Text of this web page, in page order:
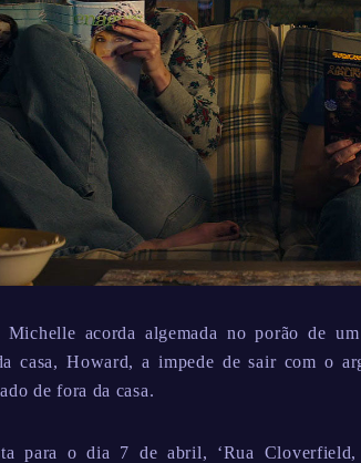
acorda algemada no porão de
casa, Howard, a impede de sair com o
de fora da casa.
para o dia 7 de abril, ‘Rua